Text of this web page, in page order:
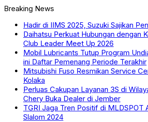
Breaking News
Hadir di IIMS 2025, Suzuki Sajikan
Daihatsu Perkuat Hubungan dengan
Club Leader Meet Up 2026
Mobil Lubricants Tutup Program
ini Daftar Pemenang Periode Terakhir
Mitsubishi Fuso Resmikan Service
Kolaka
Perluas Cakupan Layanan 3S di
Chery Buka Dealer di Jember
TGRI Jaga Tren Positif di MLDSPOT
Slalom 2024